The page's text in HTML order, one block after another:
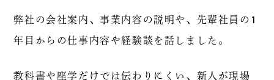
弊社の会社案内、事業内容の説明や、先輩社員の1
年目からの仕事内容や経験談を話しました。
教科書や座学だけでは伝わりにくい、新人が現場